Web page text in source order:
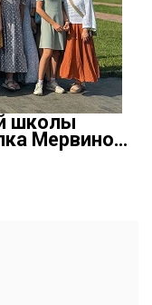
школы
Мервино…